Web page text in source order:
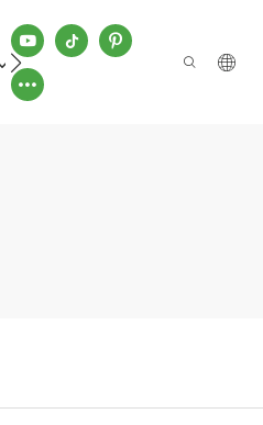
CONTACTEZ-NOUS